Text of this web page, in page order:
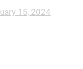
15, 2024